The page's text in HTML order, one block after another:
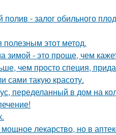
- залог обильного
этот метод.
зимой - это проще, чем
чем просто специя,
сами такую красоту.
переделанный в дом на
лекарство, но в